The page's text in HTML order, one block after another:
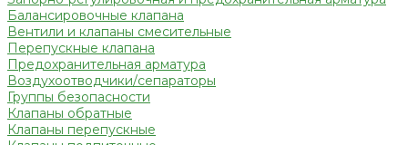
Балансировочные клапана
Вентили и клапаны смесительные
Перепускные клапана
Предохранительная арматура
Воздухоотводчики/сепараторы
Группы безопасности
Клапаны обратные
Клапаны перепускные